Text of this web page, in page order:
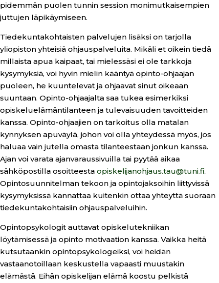
pidemmän puolen tunnin session monimutkaisempien
juttujen läpikäymiseen.
Tiedekuntakohtaisten palvelujen lisäksi on tarjolla
yliopiston yhteisiä ohjauspalveluita. Mikäli et oikein tiedä
millaista apua kaipaat, tai mielessäsi ei ole tarkkoja
kysymyksiä, voi hyvin mielin kääntyä opinto-ohjaajan
puoleen, he kuuntelevat ja ohjaavat sinut oikeaan
suuntaan. Opinto-ohjaajalta saa tukea esimerkiksi
opiskeluelämäntilanteen ja tulevaisuuden tavoitteiden
kanssa. Opinto-ohjaajien on tarkoitus olla matalan
kynnyksen apuväylä, johon voi olla yhteydessä myös, jos
haluaa vain jutella omasta tilanteestaan jonkun kanssa.
Ajan voi varata ajanvaraussivuilla tai pyytää aikaa
sähköpostilla osoitteesta opiskelijanohjaus.tau@tuni.fi.
Opintosuunnitelman tekoon ja opintojaksoihin liittyvissä
kysymyksissä kannattaa kuitenkin ottaa yhteyttä suoraan
tiedekuntakohtaisiin ohjauspalveluihin.
Opintopsykologit auttavat opiskelutekniikan
löytämisessä ja opinto motivaation kanssa. Vaikka heitä
kutsutaankin opintopsykologeiksi, voi heidän
vastaanotoillaan keskustella vapaasti muustakin
elämästä. Eihän opiskelijan elämä koostu pelkistä